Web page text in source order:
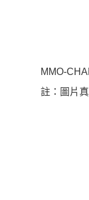
MMO-
註：圖片